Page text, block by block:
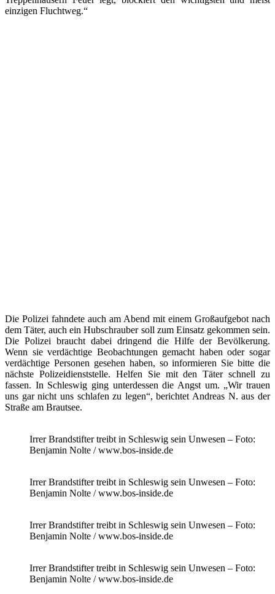
einzigen Fluchtweg.“
Die Polizei fahndete auch am Abend mit einem Großaufgebot nach
dem Täter, auch ein Hubschrauber soll zum Einsatz gekommen sein.
Die Polizei braucht dabei dringend die Hilfe der Bevölkerung.
Wenn sie verdächtige Beobachtungen gemacht haben oder sogar
verdächtige Personen gesehen haben, so informieren Sie bitte die
nächste Polizeidienststelle. Helfen Sie mit den Täter schnell zu
fassen. In Schleswig ging unterdessen die Angst um. „Wir trauen
uns gar nicht uns schlafen zu legen“, berichtet Andreas N. aus der
Straße am Brautsee.
Irrer Brandstifter treibt in Schleswig sein Unwesen – Foto:
Benjamin Nolte / www.bos-inside.de
Irrer Brandstifter treibt in Schleswig sein Unwesen – Foto:
Benjamin Nolte / www.bos-inside.de
Irrer Brandstifter treibt in Schleswig sein Unwesen – Foto:
Benjamin Nolte / www.bos-inside.de
Irrer Brandstifter treibt in Schleswig sein Unwesen – Foto:
Benjamin Nolte / www.bos-inside.de